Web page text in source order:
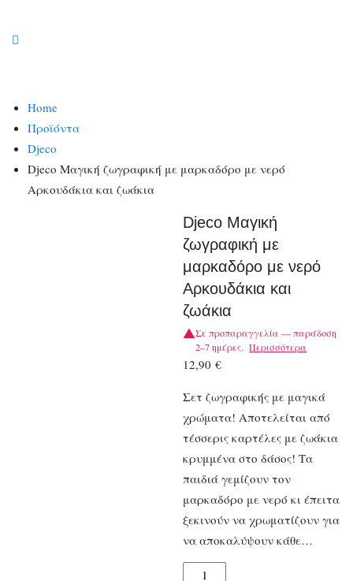
Home
Προϊόντα
Djeco
Djeco Μαγική ζωγραφική με μαρκαδόρο με νερό
Αρκουδάκια και ζωάκια
Djeco Μαγική
ζωγραφική με
μαρκαδόρο με νερό
Αρκουδάκια και
ζωάκια
Σε προπαραγγελία — παράδοση
2–7 ημέρες. Περισσότερα
12,90€
Σετ ζωγραφικής με μαγικά
χρώματα! Αποτελείται από
τέσσερις καρτέλες με ζωάκια
κρυμμένα στο δάσος! Τα
παιδιά γεμίζουν τον
μαρκαδόρο με νερό κι έπειτα
ξεκινούν να χρωματίζουν για
να αποκαλύψουν κάθε…
Djeco